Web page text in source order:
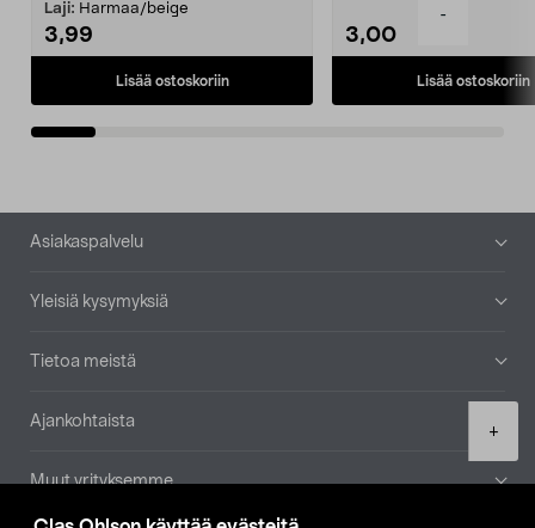
-
+
Laji: Harmaa/beige
3,99
Lisää ostoskoriin
3,00
Lisää ostoskoriin
Alatunniste
Asiakaspalvelu
Yleisiä kysymyksiä
Tietoa meistä
Ajankohtaista
Muut yrityksemme